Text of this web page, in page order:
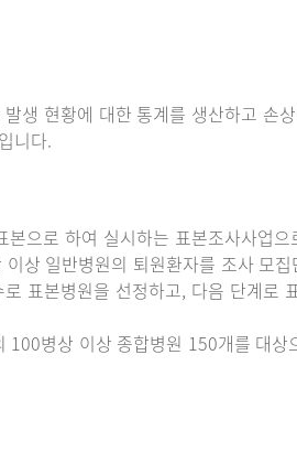
생 현황에 대한 통계를 생산하고 손
니다.
으로 하여 실시하는 표본조사사업으
상 일반병원의 퇴원환자를 조사 모
표본병원을 선정하고, 다음 단계로
병상 이상 종합병원 150개를 대